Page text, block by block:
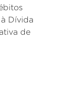
Dívida
de